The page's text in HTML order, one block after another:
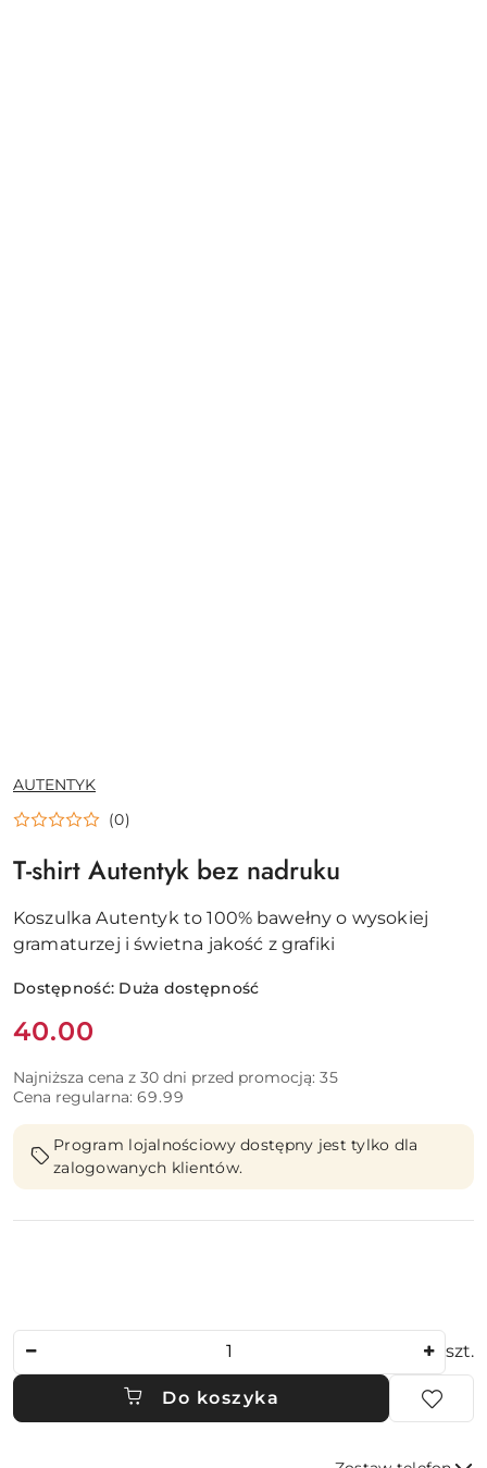
NAZWA
PRODUCENTA:
AUTENTYK
(0)
T-shirt Autentyk bez nadruku
Koszulka Autentyk to 100% bawełny o wysokiej
gramaturzej i świetna jakość z grafiki
Dostępność: Duża dostępność
Cena:
40.00
Najniższa cena z 30 dni przed promocją: 35
Cena regularna: 69.99
Program lojalnościowy dostępny jest tylko dla
zalogowanych klientów.
szt.
Do koszyka